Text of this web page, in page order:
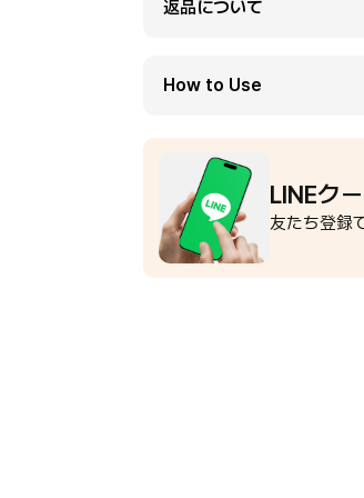
返品について
How to Use
LINEク
友たち登録